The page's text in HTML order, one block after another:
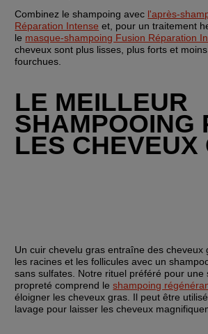
Combinez le shampoing avec l'après-
Réparation Intense et, pour un traitement
le masque-shampoing Fusion Réparation
cheveux sont plus lisses, plus forts et
fourchues.
LE MEILLEUR
SHAMPOOING
LES CHEVEUX
Un cuir chevelu gras entraîne des cheveux
les racines et les follicules avec un
sans sulfates. Notre rituel préféré pour une
propreté comprend le shampoing
éloigner les cheveux gras. Il peut être
lavage pour laisser les cheveux